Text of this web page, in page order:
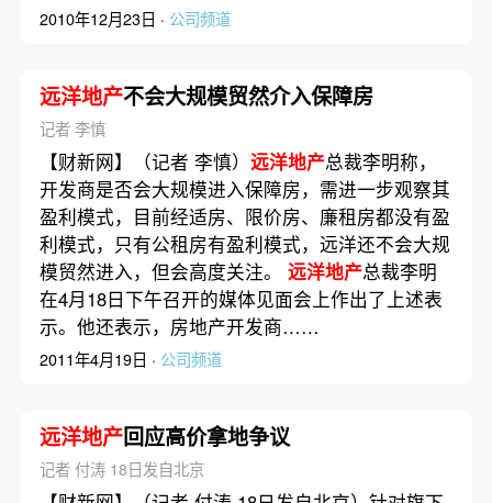
2010年12月23日 · 公司频道
远洋地产不会大规模贸然介入保障房
记者 李慎
【财新网】（记者 李慎） 远洋地产总裁李明称，
开发商是否会大规模进入保障房，需进一步观察其
盈利模式，目前经适房、限价房、廉租房都没有盈
利模式，只有公租房有盈利模式，远洋还不会大规
模贸然进入，但会高度关注。 远洋地产总裁李明
在4月18日下午召开的媒体见面会上作出了上述表
示。他还表示，房地产开发商……
2011年4月19日 · 公司频道
远洋地产回应高价拿地争议
记者 付涛 18日发自北京